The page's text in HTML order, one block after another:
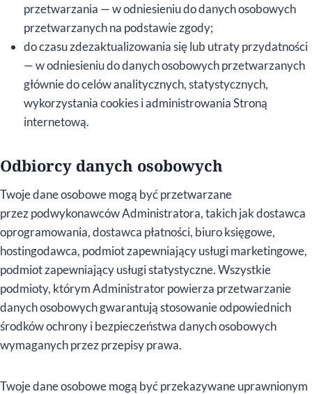
przetwarzania — w odniesieniu do danych osobowych
przetwarzanych na podstawie zgody;
do czasu zdezaktualizowania się lub utraty przydatności
— w odniesieniu do danych osobowych przetwarzanych
głównie do celów analitycznych, statystycznych,
wykorzystania cookies i administrowania Stroną
internetową.
Odbiorcy danych osobowych
Twoje dane osobowe mogą być przetwarzane
przez podwykonawców Administratora, takich jak dostawca
oprogramowania, dostawca płatności, biuro księgowe,
hostingodawca, podmiot zapewniający usługi marketingowe,
podmiot zapewniający usługi statystyczne. Wszystkie
podmioty, którym Administrator powierza przetwarzanie
danych osobowych gwarantują stosowanie odpowiednich
środków ochrony i bezpieczeństwa danych osobowych
wymaganych przez przepisy prawa.
Twoje dane osobowe mogą być przekazywane uprawnionym